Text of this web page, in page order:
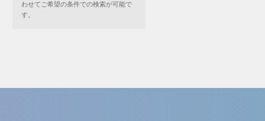
わせてご希望の条件での検索が可能で
す。